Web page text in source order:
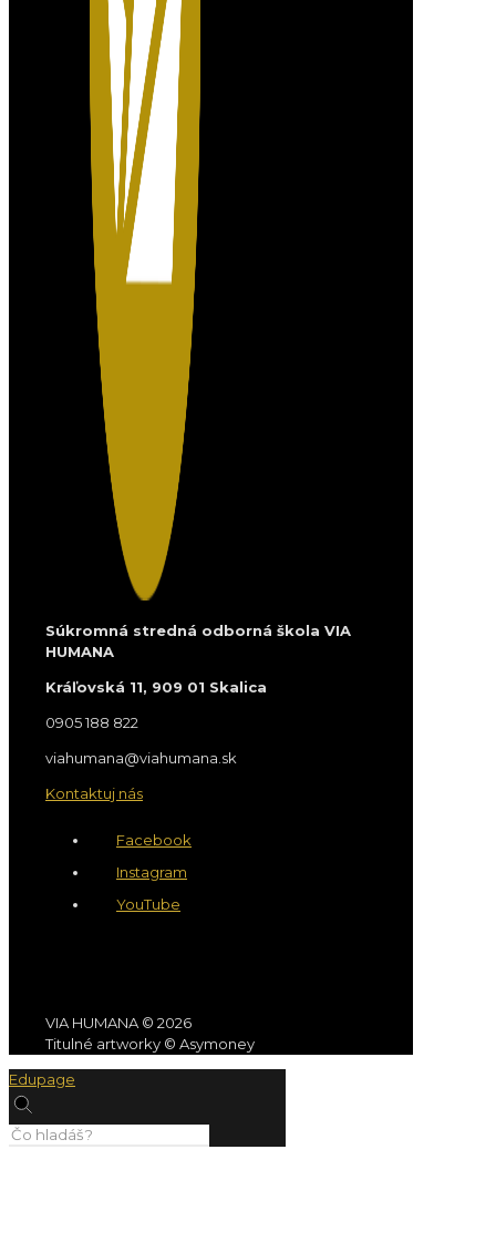
Súkromná stredná odborná škola VIA
HUMANA
Kráľovská 11, 909 01 Skalica
0905 188 822
viahumana@viahumana.sk
Kontaktuj nás
Facebook
Instagram
YouTube
VIA HUMANA © 2026
Titulné artworky © Asymoney
Edupage